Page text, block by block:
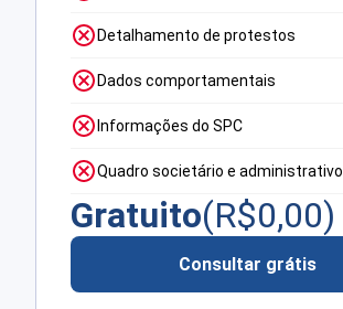
Detalhamento de protestos
Dados comportamentais
Informações do SPC
Quadro societário e administrativo
Gratuito(R$0,00)
Consultar grátis